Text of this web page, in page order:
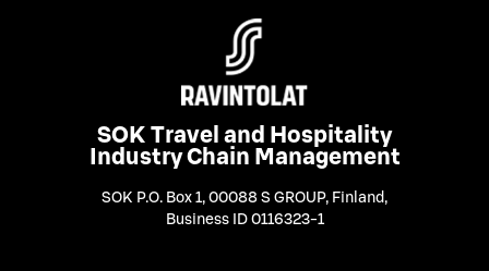
SOK Travel and Hospitality
Industry Chain Management
SOK P.O. Box 1, 00088 S GROUP, Finland ,
Business ID 0116323-1